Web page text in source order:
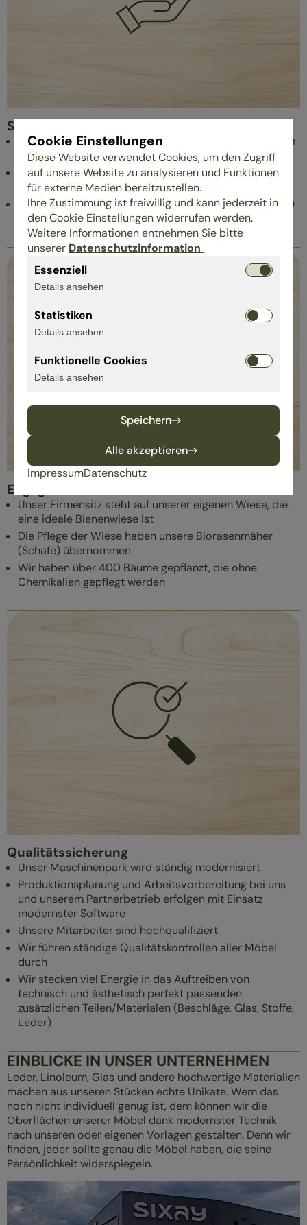
Soziales
In allen Bereichen verfügen unsere Mitarbeiter über die
entsprechende fachliche Berufsausbildung
Wir legen großen Wert auf Team-Arbeit und
Besprechungen der ökologische Werte und Denkweise
Wir nehmen stets Rücksicht auf persönliche (familiäre)
Belange unserer Mitarbeiter
Engagement
Unser Firmensitz steht auf unserer eigenen Wiese, die
eine ideale Bienenwiese ist
Die Pflege der Wiese haben unsere Biorasenmäher
(Schafe) übernommen
Wir haben über 400 Bäume gepflanzt, die ohne
Chemikalien gepflegt werden
Qualitätssicherung
Unser Maschinenpark wird ständig modernisiert
Produktionsplanung und Arbeitsvorbereitung bei uns
und unserem Partnerbetrieb erfolgen mit Einsatz
modernster Software
Unsere Mitarbeiter sind hochqualifiziert
Wir führen ständige Qualitätskontrollen aller Möbel
durch
Wir stecken viel Energie in das Auftreiben von
technisch und ästhetisch perfekt passenden
zusätzlichen Teilen/Materialen (Beschläge, Glas, Stoffe,
Leder)
EINBLICKE IN UNSER UNTERNEHMEN
Leder, Linoleum, Glas und andere hochwertige Materialien
machen aus unseren Stücken echte Unikate. Wem das
noch nicht individuell genug ist, dem können wir die
Oberflächen unserer Möbel dank modernster Technik
nach unseren oder eigenen Vorlagen gestalten. Denn wir
finden, jeder sollte genau die Möbel haben, die seine
Persönlichkeit widerspiegeln.
Cookie Einstellungen
Diese Website verwendet Cookies, um den Zugriff
auf unsere Website zu analysieren und Funktionen
für externe Medien bereitzustellen.
Ihre Zustimmung ist freiwillig und kann jederzeit in
den Cookie Einstellungen widerrufen werden.
Weitere Informationen entnehmen Sie bitte
unserer Datenschutzinformation
Essenziell
Details ansehen
Statistiken
Details ansehen
Funktionelle Cookies
Details ansehen
Speichern
Alle akzeptieren
ImpressumDatenschutz